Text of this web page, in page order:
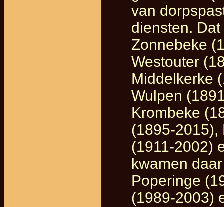
van
diensten.
Zonnebeke
Westouter
Middelkerke
Wulpen
Krombeke
(1895-2015),
(1911-2002)
kwamen
Poperinge
(1989-2003)